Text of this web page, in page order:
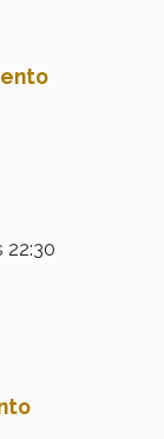
22:30